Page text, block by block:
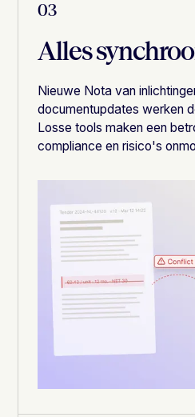
03
Alles
Nieuwe Nota van
documentupdates werken
Losse tools maken een
compliance en risico's